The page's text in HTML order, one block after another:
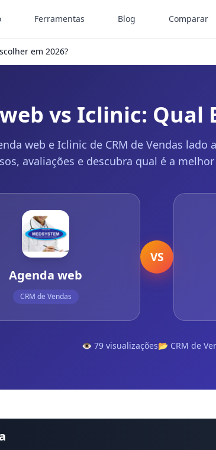
Ferramentas Blog Comparar
em 2026?
vs Iclinic: Qual
web e Iclinic de CRM de Vendas lado
avaliações e descubra qual é a
Agenda web
CRM de Vendas
VS
👁️ 79 visualizações📂 CRM de